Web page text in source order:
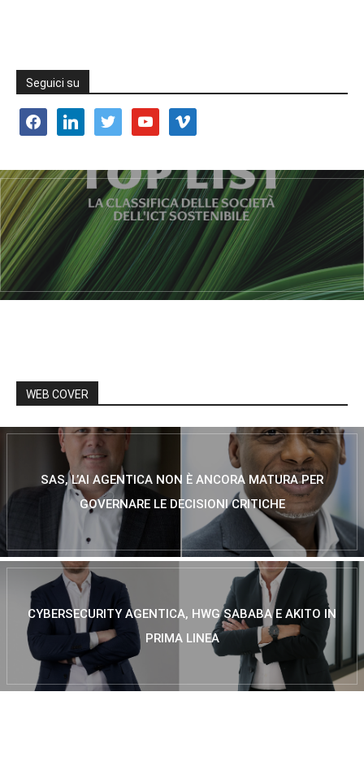
Seguici su
facebooklinkedin twitter youtube vimeo
WEB COVER
SAS, L’AI AGENTICA NON È ANCORA MATURA PER
GOVERNARE LE DECISIONI CRITICHE
CYBERSECURITY AGENTICA, HWG SABABA E AKITO IN
PRIMA LINEA